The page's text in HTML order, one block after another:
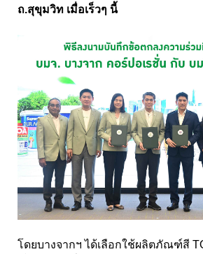
ถ.สุขุมวิท เมื่อเร็วๆ นี้
โดยบางจากฯ ได้เลือกใช้ผลิตภัณฑ์สี